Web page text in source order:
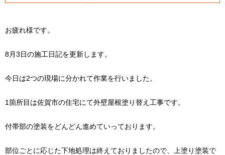
お疲れ様です。
8月3日の施工日記を更新します。
今日は2つの現場に分かれて作業を行いました。
1箇所目は佐賀市の住宅にて外壁屋根塗り替え工事です。
付帯部の塗装をどんどん進めていっております。
部位ごとに応じた下地処理は終えておりましたので、上塗り塗装で